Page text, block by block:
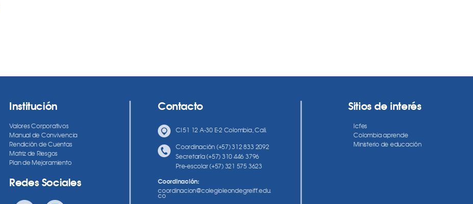
Institución
Valores Corporativos
Manual de Convivencia
Rendición de Cuentas
Matriz de Riesgos
Plan de Mejoramiento
Redes Sociales
Contacto
Cl 51 12 A-30 E-2 Colombia, Cali.
Coordinación (+57) 312 833 2092
Secretaría (+57) 310 446 3796
Pre-escolar (+57) 321 575 3623
Coordinación:
coordinacion@colegioleondegreiff.edu.
co
Sitios de interés
Icfes
Colombia aprende
Ministerio de educación